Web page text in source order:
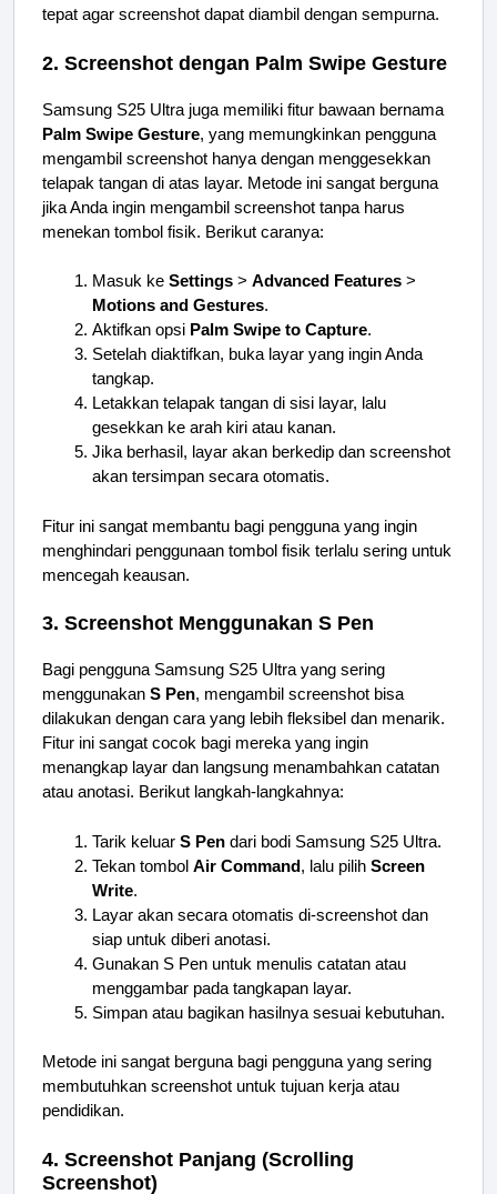
tepat agar screenshot dapat diambil dengan sempurna.
2. Screenshot dengan Palm Swipe Gesture
Samsung S25 Ultra juga memiliki fitur bawaan bernama
Palm Swipe Gesture, yang memungkinkan pengguna
mengambil screenshot hanya dengan menggesekkan
telapak tangan di atas layar. Metode ini sangat berguna
jika Anda ingin mengambil screenshot tanpa harus
menekan tombol fisik. Berikut caranya:
Masuk ke Settings > Advanced Features >
Motions and Gestures.
Aktifkan opsi Palm Swipe to Capture.
Setelah diaktifkan, buka layar yang ingin Anda
tangkap.
Letakkan telapak tangan di sisi layar, lalu
gesekkan ke arah kiri atau kanan.
Jika berhasil, layar akan berkedip dan screenshot
akan tersimpan secara otomatis.
Fitur ini sangat membantu bagi pengguna yang ingin
menghindari penggunaan tombol fisik terlalu sering untuk
mencegah keausan.
3. Screenshot Menggunakan S Pen
Bagi pengguna Samsung S25 Ultra yang sering
menggunakan S Pen, mengambil screenshot bisa
dilakukan dengan cara yang lebih fleksibel dan menarik.
Fitur ini sangat cocok bagi mereka yang ingin
menangkap layar dan langsung menambahkan catatan
atau anotasi. Berikut langkah-langkahnya:
Tarik keluar S Pen dari bodi Samsung S25 Ultra.
Tekan tombol Air Command, lalu pilih Screen
Write.
Layar akan secara otomatis di-screenshot dan
siap untuk diberi anotasi.
Gunakan S Pen untuk menulis catatan atau
menggambar pada tangkapan layar.
Simpan atau bagikan hasilnya sesuai kebutuhan.
Metode ini sangat berguna bagi pengguna yang sering
membutuhkan screenshot untuk tujuan kerja atau
pendidikan.
4. Screenshot Panjang (Scrolling
Screenshot)